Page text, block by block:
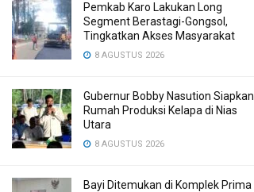
Pemkab Karo Lakukan Long
Segment Berastagi-Gongsol,
Tingkatkan Akses Masyarakat
8 AGUSTUS 2026
Gubernur Bobby Nasution Siapkan
Rumah Produksi Kelapa di Nias
Utara
8 AGUSTUS 2026
Bayi Ditemukan di Komplek Prima